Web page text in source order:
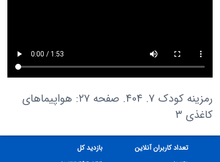
رمزینه کودک 7. 404. صفحه ۲۷: هواپیماهای
کاغذی ۳
تعداد کاربران آنلاین
بازدید کل